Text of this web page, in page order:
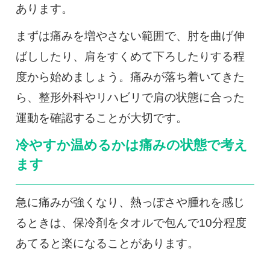
あります。
まずは痛みを増やさない範囲で、肘を曲げ伸
ばししたり、肩をすくめて下ろしたりする程
度から始めましょう。痛みが落ち着いてきた
ら、整形外科やリハビリで肩の状態に合った
運動を確認することが大切です。
冷やすか温めるかは痛みの状態で考え
ます
急に痛みが強くなり、熱っぽさや腫れを感じ
るときは、保冷剤をタオルで包んで10分程度
あてると楽になることがあります。